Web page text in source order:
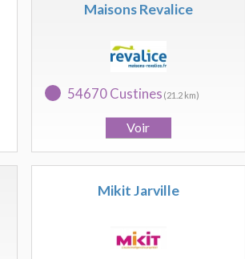
Maisons Revalice
54670 Custines (21.2 km)
Mikit Jarville